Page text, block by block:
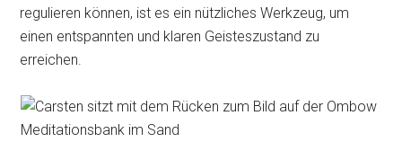
regulieren können, ist es ein nützliches Werkzeug, um
einen entspannten und klaren Geisteszustand zu
erreichen.